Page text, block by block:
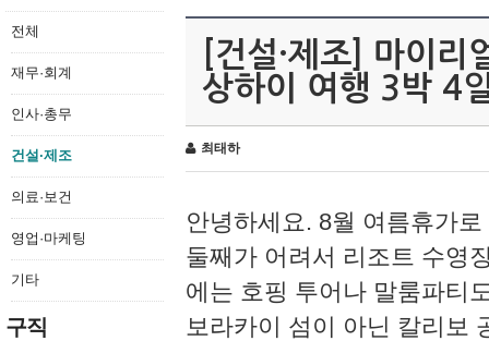
전체
재무·회계
인사·총무
건설·제조
의료·보건
영업·마케팅
기타
구직
[건설·제조] 마이
상하이 여행 3박 4
최태하
안녕하세요. 8월 여름휴가
둘째가 어려서 리조트 수영
에는 호핑 투어나 말룸파티
보라카이 섬이 아닌 칼리보